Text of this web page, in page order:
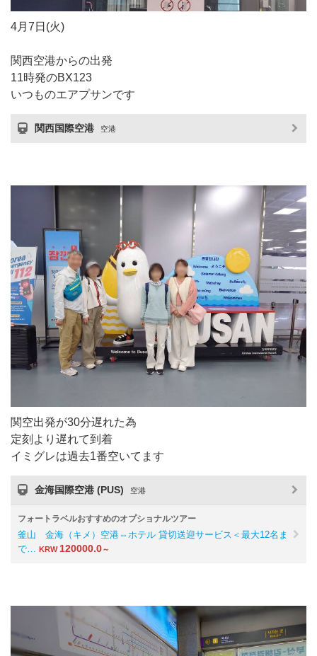
4月7日(火)
関西空港からの出発
11時発のBX123
いつものエアプサンです
関西国際空港 空港
関空出発が30分遅れた為
定刻より遅れて到着
イミグレは過去1番空いてます
金海国際空港 (PUS) 空港
フォートラベルおすすめのオプショナルツアー
釜山 金海（キメ）空港⇔ホテル 貸切送迎サービス＜最大12名ま
で…
KRW 120000.0～